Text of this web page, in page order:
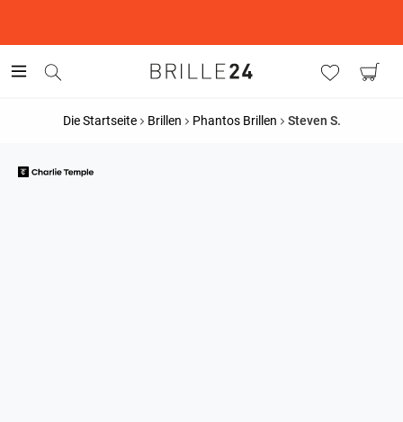
Die Startseite Brillen Phantos Brillen Steven S.